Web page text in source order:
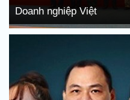
Doanh nghiệp Việt